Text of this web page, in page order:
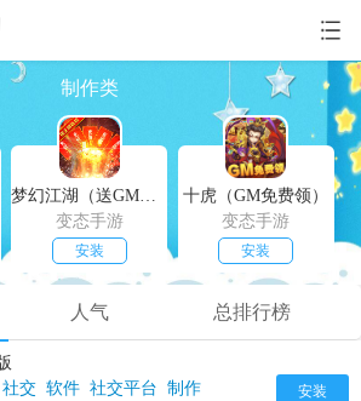
制作类
梦幻江湖（送GM特权）
变态手游
安装
十虎（GM免费领）
变态手游
安装
人气 总排行榜
安装
社交 软件 社交平台 制作